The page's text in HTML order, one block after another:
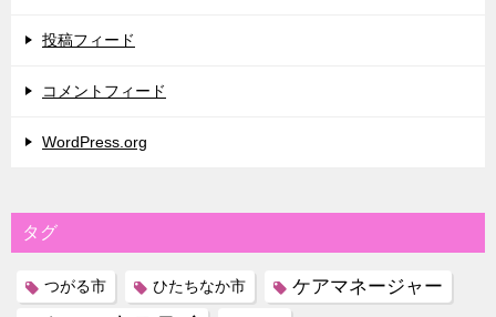
投稿フィード
コメントフィード
WordPress.org
タグ
つがる市 ひたちなか市 ケアマネージャー